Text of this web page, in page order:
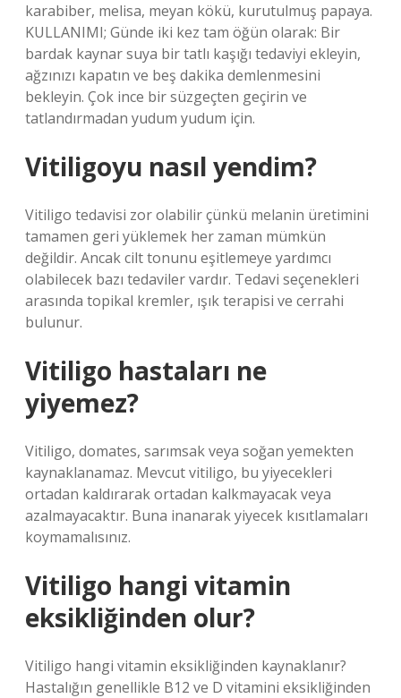
karabiber, melisa, meyan kökü, kurutulmuş papaya.
KULLANIMI; Günde iki kez tam öğün olarak: Bir
bardak kaynar suya bir tatlı kaşığı tedaviyi ekleyin,
ağzınızı kapatın ve beş dakika demlenmesini
bekleyin. Çok ince bir süzgeçten geçirin ve
tatlandırmadan yudum yudum için.
Vitiligoyu nasıl yendim?
Vitiligo tedavisi zor olabilir çünkü melanin üretimini
tamamen geri yüklemek her zaman mümkün
değildir. Ancak cilt tonunu eşitlemeye yardımcı
olabilecek bazı tedaviler vardır. Tedavi seçenekleri
arasında topikal kremler, ışık terapisi ve cerrahi
bulunur.
Vitiligo hastaları ne
yiyemez?
Vitiligo, domates, sarımsak veya soğan yemekten
kaynaklanamaz. Mevcut vitiligo, bu yiyecekleri
ortadan kaldırarak ortadan kalkmayacak veya
azalmayacaktır. Buna inanarak yiyecek kısıtlamaları
koymamalısınız.
Vitiligo hangi vitamin
eksikliğinden olur?
Vitiligo hangi vitamin eksikliğinden kaynaklanır?
Hastalığın genellikle B12 ve D vitamini eksikliğinden